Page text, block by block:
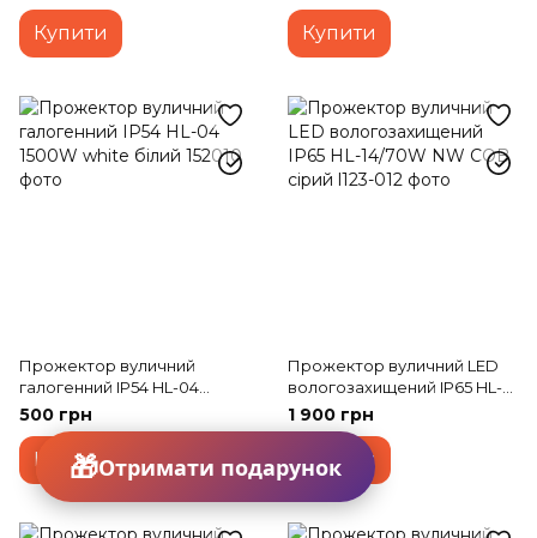
Купити Купити
Прожектор вуличний
галогенний IP54 HL-04
1500W white білий
500 грн
Купити
Прожектор вуличний LED
вологозахищений IP65 HL-
14/70W NW COB сірий
1 900 грн
Купити
Отримати подарунок